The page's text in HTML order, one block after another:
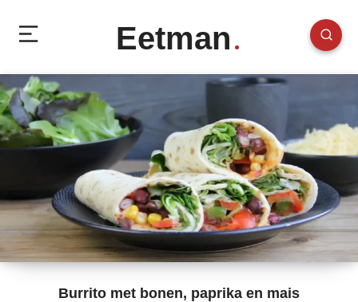
Eetman
Burrito met bonen, paprika en mais